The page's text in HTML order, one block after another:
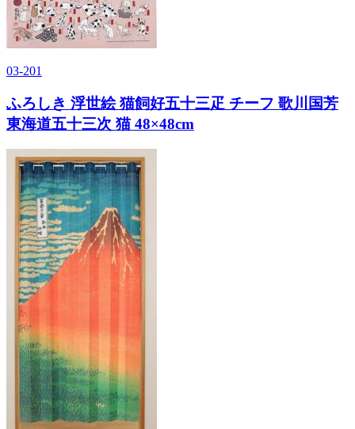
03-201
ふろしき 浮世絵 猫飼好五十三疋 チーフ 歌川国芳
東海道五十三次 猫 48×48cm